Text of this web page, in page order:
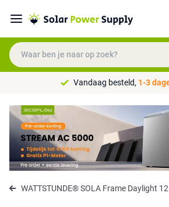
Vandaag besteld, 1-3
WATTSTUNDE® SOLA Frame Daylight